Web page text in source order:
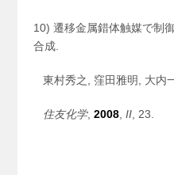
10) 遷移金属錯体触媒で制
合成.
東村秀之, 窪田雅明, 大内
住友化学,2008 II , 23.